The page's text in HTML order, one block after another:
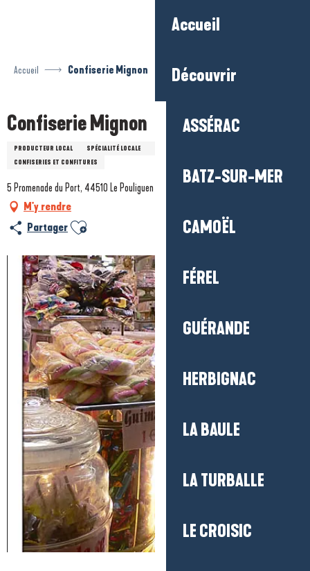
Accueil
Découvrir
ASSÉRAC
BATZ-SUR-MER
CAMOËL
FÉREL
GUÉRANDE
HERBIGNAC
LA BAULE
LA TURBALLE
LE CROISIC
Accueil Confiserie Mignon
Confiserie Mignon
PRODUCTEUR LOCAL SPÉCIALITÉ LOCALE
CONFISERIES ET CONFITURES
5 Promenade du Port, 44510 Le Pouliguen
M'y rendre
Partager Ajouter aux favoris